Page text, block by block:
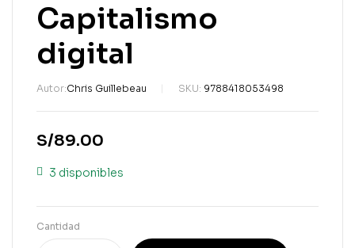
Capitalismo
digital
Autor:Chris Guillebeau SKU: 9788418053498
S/89.00
3 disponibles
Cantidad